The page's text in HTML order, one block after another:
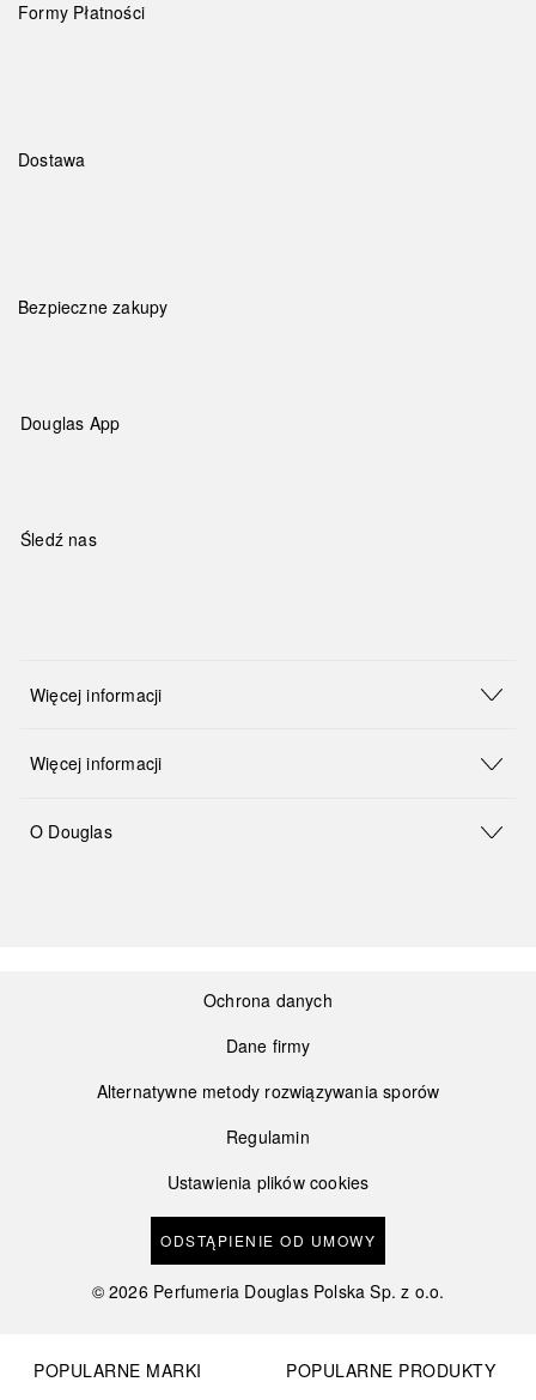
Formy Płatności
Dostawa
Bezpieczne zakupy
Douglas App
Śledź nas
Więcej informacji
Więcej informacji
O Douglas
Ochrona danych
Dane firmy
Alternatywne metody rozwiązywania sporów
Regulamin
Ustawienia plików cookies
ODSTĄPIENIE OD UMOWY
©2026 Perfumeria Douglas Polska Sp. z o.o.
POPULARNE MARKI
POPULARNE PRODUKTY